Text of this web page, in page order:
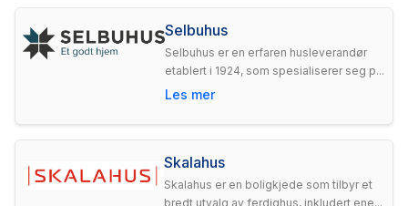
Selbuhus
Selbuhus er en erfaren husleverandør
etablert i 1924, som spesialiserer seg p...
Les mer
Skalahus
Skalahus er en boligkjede som tilbyr et
bredt utvalg av ferdighus, inkludert ene...